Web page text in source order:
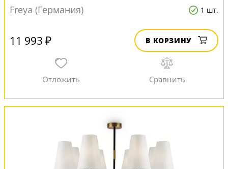
Freya (Германия) 1 шт.
11 993 ₽ В КОРЗИНУ